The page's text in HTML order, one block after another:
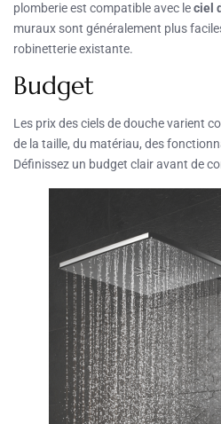
plomberie est compatible avec leciel
muraux sont généralement plus
robinetterie existante.
Budget
Les prix des ciels de douche varient
de la taille, du matériau, des
Définissez un budget clair avant de